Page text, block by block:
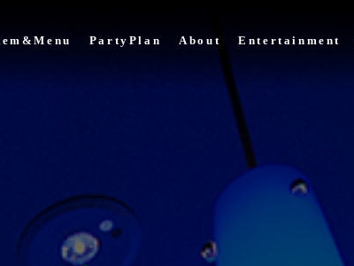
PartyPlan About Entertainment